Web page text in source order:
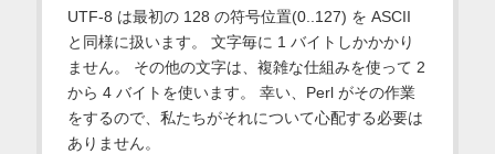
UTF-8 は最初の 128 の符号位置(0..127) を ASCII
と同様に扱います。 文字毎に 1 バイトしかかかり
ません。 その他の文字は、複雑な仕組みを使って 2
から 4 バイトを使います。 幸い、Perl がその作業
をするので、私たちがそれについて心配する必要は
ありません。